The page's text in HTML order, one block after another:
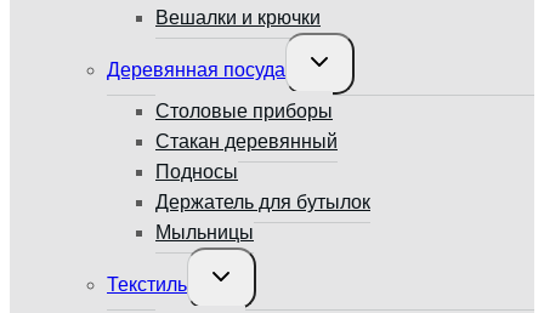
Вешалки и крючки
Деревянная посуда
Переключить
дочернее
Столовые приборы
Стакан деревянный
Подносы
Держатель для бутылок
Мыльницы
Текстиль
Переключить
дочернее